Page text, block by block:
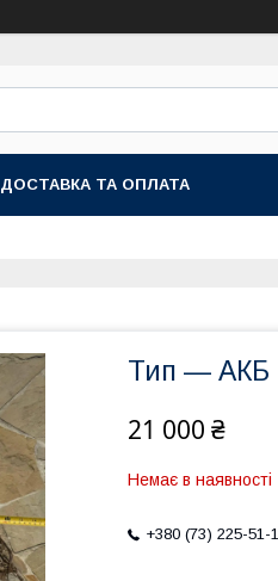
ДОСТАВКА ТА ОПЛАТА
Тип — АКБ
21 000 ₴
Немає в наявності
+380 (73) 225-51-